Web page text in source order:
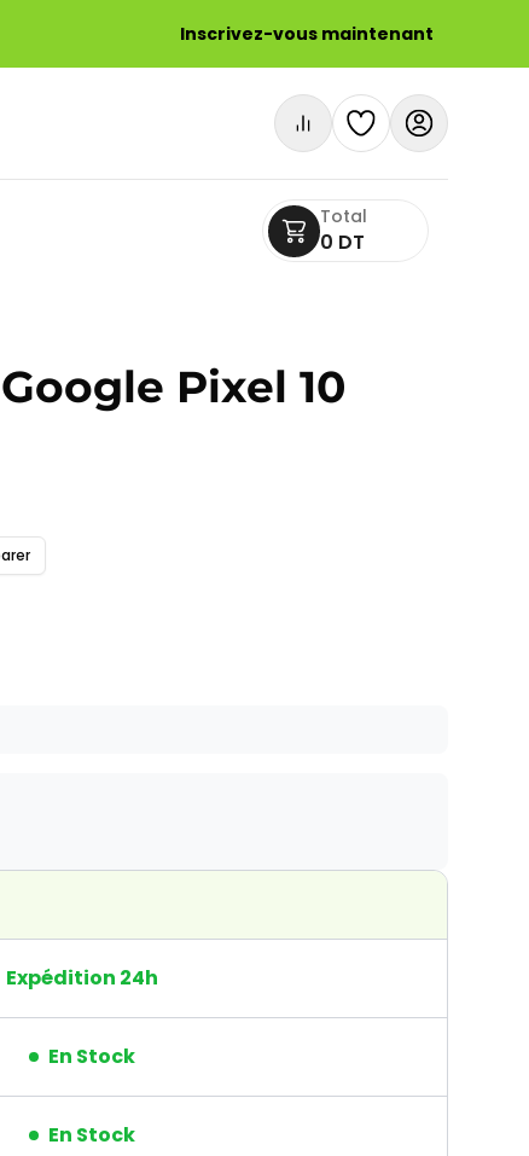
Inscrivez-vous maintenant
Total
0 DT
Pixel 10
Expédition 24h
En Stock
En Stock